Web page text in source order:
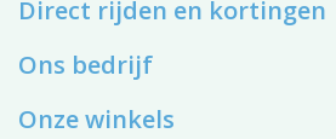
Direct rijden en kortingen
Ons bedrijf
Onze winkels